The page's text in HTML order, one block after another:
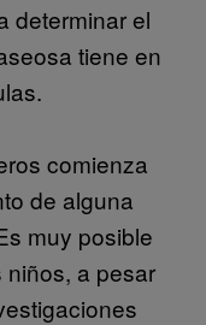
determinar el
tiene en
comienza
de alguna
muy posible
a pesar